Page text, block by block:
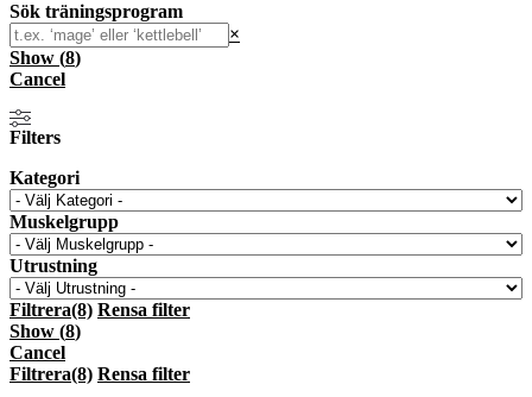
Sök träningsprogram
Search
×
Show (8)
Cancel
Filters
Kategori
Muskelgrupp
Utrustning
Filtrera(8) Rensa filter
Show (8)
Cancel
Filtrera(8) Rensa filter